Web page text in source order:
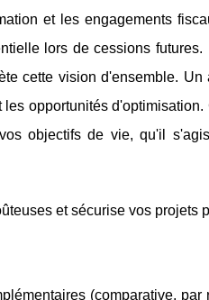
et les engagements
lors de cessions
cette vision d'ensemble. Un
opportunités
objectifs de vie, qu'il
et sécurise vos projets
(comparative, par